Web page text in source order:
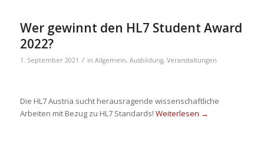
Wer gewinnt den HL7 Student Award
2022?
1. September 2021 / in Allgemein, Ausbildung, Veranstaltungen
Die HL7 Austria sucht herausragende wissenschaftliche
Arbeiten mit Bezug zu HL7 Standards! Weiterlesen →